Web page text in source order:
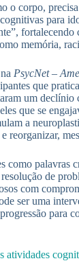
o corpo,
para
memória,
na PsycNet –
que
um
que se
a
reorganizar,
como palavras
de
com
ser uma
para
atividades